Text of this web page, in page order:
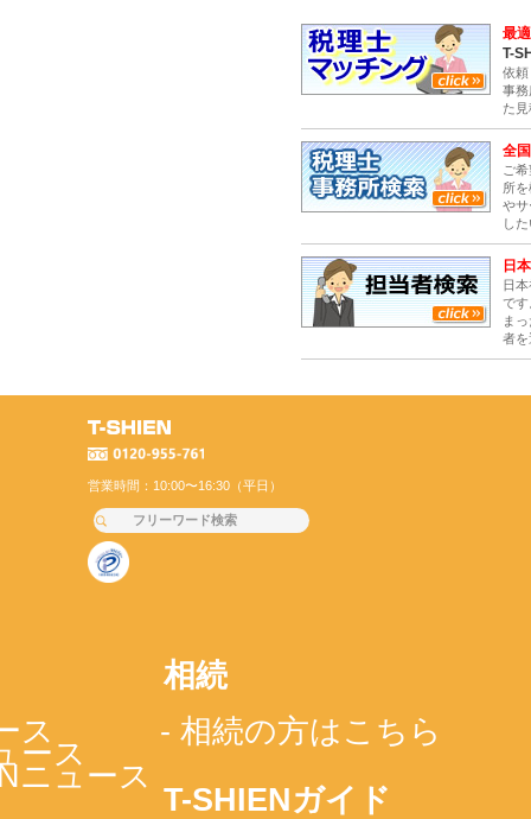
最適
T-
依頼
事務
た
全
ご
所
やサ
し
日
日
です
ま
者を
営業時間：10:00〜16:30（平日）
ス
ース
ニュース
相続
- 相続の方はこちら
T-SHIENガイド